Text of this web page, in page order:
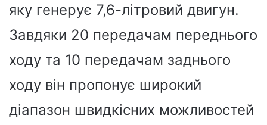
яку генерує 7,6-літровий двигун.
Завдяки 20 передачам переднього
ходу та 10 передачам заднього
ходу він пропонує широкий
діапазон швидкісних можливостей